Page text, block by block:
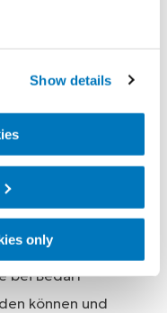
Show details
only
wird in
nach einem
wieder
Schlaganfall
bei Bedarf
können und